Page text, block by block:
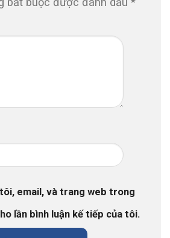
email, và trang web trong
lần bình luận kế tiếp của tôi.